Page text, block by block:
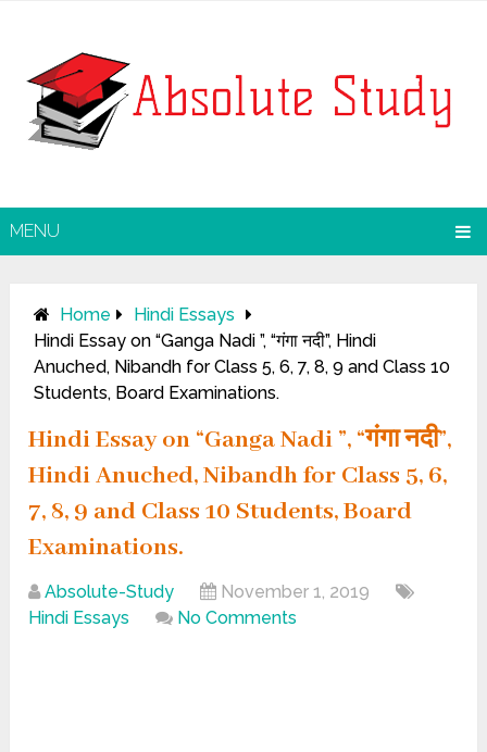
MENU
Home
Hindi Essays
Hindi Essay on “Ganga Nadi ”, “गंगा नदी”, Hindi
Anuched, Nibandh for Class 5, 6, 7, 8, 9 and Class 10
Students, Board Examinations.
Hindi Essay on “Ganga Nadi ”, “गंगा नदी”,
Hindi Anuched, Nibandh for Class 5, 6,
7, 8, 9 and Class 10 Students, Board
Examinations.
Absolute-Study
November 1, 2019
Hindi Essays
No Comments